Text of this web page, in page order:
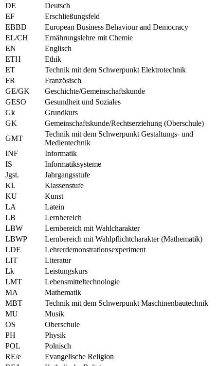
DE
Deutsch
EF
Erschließungsfeld
EBBD
European Business Behaviour and Democracy
EL/CH
Ernährungslehre mit Chemie
EN
Englisch
ETH
Ethik
ET
Technik mit dem Schwerpunkt Elektrotechnik
FR
Französisch
GE/GK
Geschichte/Gemeinschaftskunde
GESO
Gesundheit und Soziales
Gk
Grundkurs
GK
Gemeinschaftskunde/Rechtserziehung (Oberschule)
GMT
Technik mit dem Schwerpunkt Gestaltungs- und
Medientechnik
INF
Informatik
IS
Informatiksysteme
Jgst.
Jahrgangsstufe
Kl.
Klassenstufe
KU
Kunst
LA
Latein
LB
Lernbereich
LBW
Lernbereich mit Wahlcharakter
LBWP
Lernbereich mit Wahlpflichtcharakter (Mathematik)
LDE
Lehrerdemonstrationsexperiment
LIT
Literatur
Lk
Leistungskurs
LMT
Lebensmitteltechnologie
MA
Mathematik
MBT
Technik mit dem Schwerpunkt Maschinenbautechnik
MU
Musik
OS
Oberschule
PH
Physik
POL
Polnisch
RE/e
Evangelische Religion